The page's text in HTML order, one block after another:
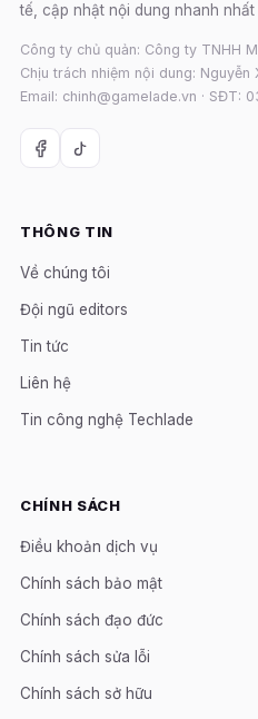
tế, cập nhật nội dung nhanh nhất
Công ty chủ quản: Công ty TNHH
Chịu trách nhiệm nội dung: Nguyễn
Email: chinh@gamelade.vn · SĐT:
THÔNG TIN
Về chúng tôi
Đội ngũ editors
Tin tức
Liên hệ
Tin công nghệ Techlade
CHÍNH SÁCH
Điều khoản dịch vụ
Chính sách bảo mật
Chính sách đạo đức
Chính sách sửa lỗi
Chính sách sở hữu